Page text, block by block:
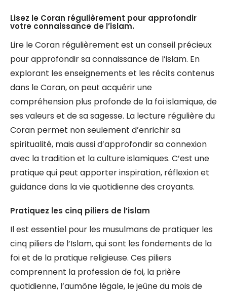
Lisez le Coran régulièrement pour approfondir
votre connaissance de l’islam.
Lire le Coran régulièrement est un conseil précieux
pour approfondir sa connaissance de l’islam. En
explorant les enseignements et les récits contenus
dans le Coran, on peut acquérir une
compréhension plus profonde de la foi islamique, de
ses valeurs et de sa sagesse. La lecture régulière du
Coran permet non seulement d’enrichir sa
spiritualité, mais aussi d’approfondir sa connexion
avec la tradition et la culture islamiques. C’est une
pratique qui peut apporter inspiration, réflexion et
guidance dans la vie quotidienne des croyants.
Pratiquez les cinq piliers de l’islam
Il est essentiel pour les musulmans de pratiquer les
cinq piliers de l’Islam, qui sont les fondements de la
foi et de la pratique religieuse. Ces piliers
comprennent la profession de foi, la prière
quotidienne, l’aumône légale, le jeûne du mois de